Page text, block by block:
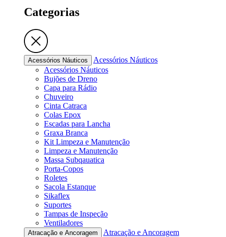
Categorias
Acessórios Náuticos
Acessórios Náuticos
Acessórios Náuticos
Bujões de Dreno
Capa para Rádio
Chuveiro
Cinta Catraca
Colas Epox
Escadas para Lancha
Graxa Branca
Kit Limpeza e Manutenção
Limpeza e Manutenção
Massa Subqauatica
Porta-Copos
Roletes
Sacola Estanque
Sikaflex
Suportes
Tampas de Inspeção
Ventiladores
Atracação e Ancoragem
Atracação e Ancoragem